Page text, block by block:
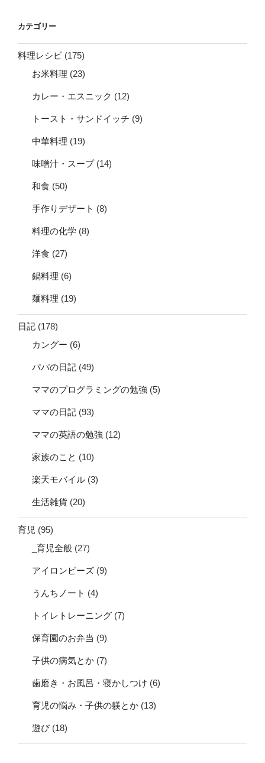
カテゴリー
料理レシピ (175)
お米料理 (23)
カレー・エスニック (12)
トースト・サンドイッチ (9)
中華料理 (19)
味噌汁・スープ(14)
和食 (50)
手作りデザート (8)
料理の化学 (8)
洋食 (27)
鍋料理 (6)
麺料理 (19)
日記 (178)
カングー (6)
パパの日記 (49)
ママのプログラミングの勉強 (5)
ママの日記 (93)
ママの英語の勉強 (12)
家族のこと (10)
楽天モバイル (3)
生活雑貨 (20)
育児 (95)
_育児全般 (27)
アイロンビーズ (9)
うんちノート (4)
トイレトレーニング (7)
保育園のお弁当 (9)
子供の病気とか (7)
歯磨き・お風呂・寝かしつけ (6)
育児の悩み・子供の躾とか (13)
遊び (18)